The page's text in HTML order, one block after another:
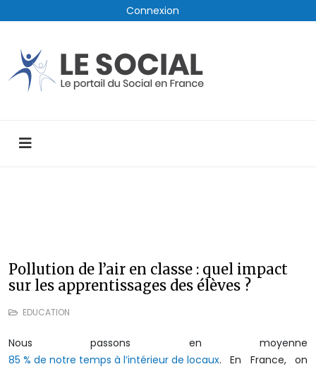
Connexion
Pollution de l’air en classe : quel impact
sur les apprentissages des élèves ?
EDUCATION
Nous passons en moyenne
85 % de notre temps à l’intérieur de locaux. En France, on